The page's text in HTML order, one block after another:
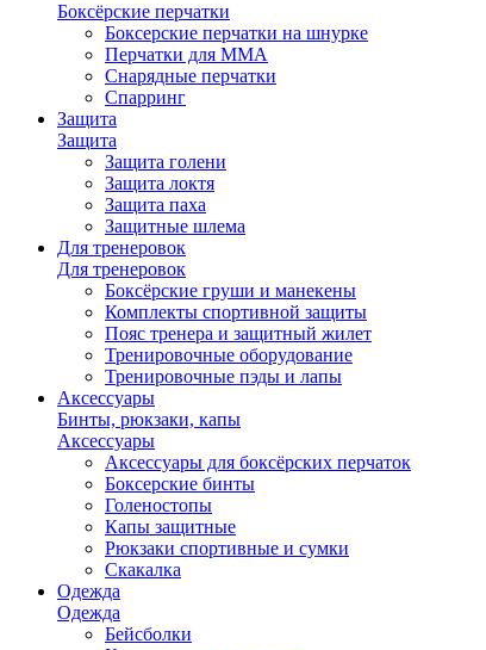
Боксёрские перчатки
Боксерские перчатки на шнурке
Перчатки для ММА
Снарядные перчатки
Спарринг
Защита
Защита
Защита голени
Защита локтя
Защита паха
Защитные шлема
Для тренеровок
Для тренеровок
Боксёрские груши и манекены
Комплекты спортивной защиты
Пояс тренера и защитный жилет
Тренировочные оборудование
Тренировочные пэды и лапы
Аксессуары
Бинты, рюкзаки, капы
Аксессуары
Аксессуары для боксёрских перчаток
Боксерские бинты
Голеностопы
Капы защитные
Рюкзаки спортивные и сумки
Скакалка
Одежда
Одежда
Бейсболки